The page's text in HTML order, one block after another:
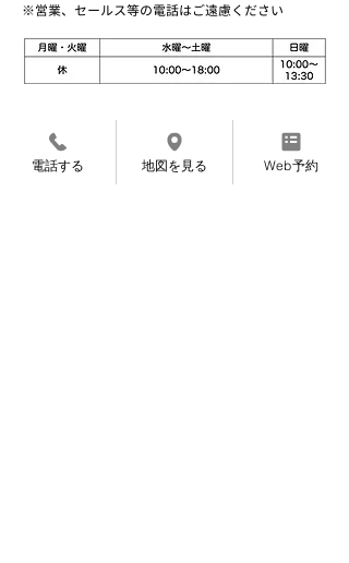
※営業、セールス等の​電話はご遠慮ください
Web予約
〜完全ご予約制になっております〜
電話する 地図を見る Web予約